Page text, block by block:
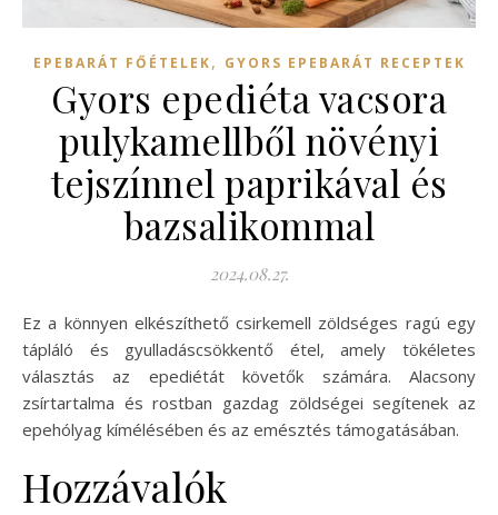
EPEBARÁT FŐÉTELEK, GYORS EPEBARÁT RECEPTEK
Gyors epediéta vacsora
pulykamellből növényi
tejszínnel paprikával és
bazsalikommal
2024.08.27.
Ez a könnyen elkészíthető csirkemell zöldséges ragú egy
tápláló és gyulladáscsökkentő étel, amely tökéletes
választás az epediétát követők számára. Alacsony
zsírtartalma és rostban gazdag zöldségei segítenek az
epehólyag kímélésében és az emésztés támogatásában.
Hozzávalók